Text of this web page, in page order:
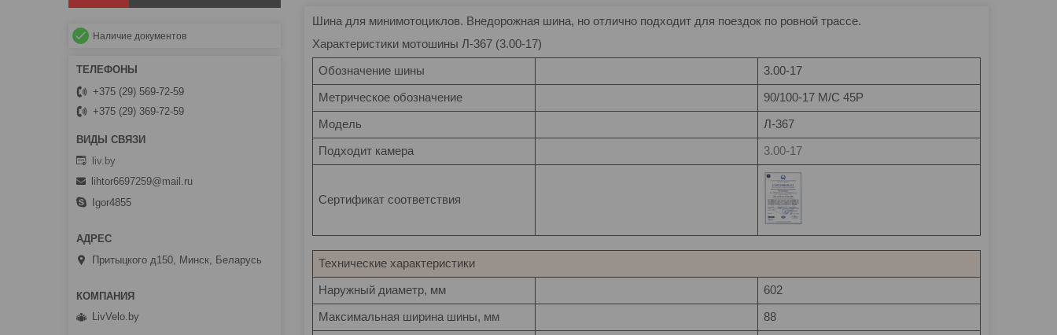
Шина для минимотоциклов. Внедорожная шина, но отлично подходит для поездок по ровной трассе.
Характеристики мотошины Л-367 (3.00-17)
Обозначение шины
3.00-17
Метрическое обозначение
90/100-17 М/С 45P
Модель
Л-367
Подходит камера
3.00-17
Сертификат соответствия
Технические характеристики
Наружный диаметр, мм
602
Максимальная ширина шины, мм
88
Наличие документов
+375 (29) 569-72-59
+375 (29) 369-72-59
liv.by
lihtor6697259@mail.ru
Igor4855
Притыцкого д150, Минск, Беларусь
LivVelo.by